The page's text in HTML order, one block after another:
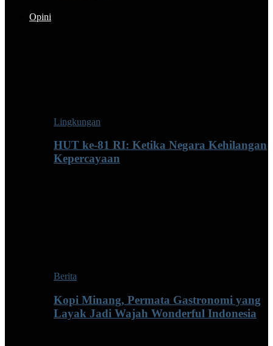
Opini
Lingkungan
HUT ke-81 RI: Ketika Negara Kehilangan
Kepercayaan
Berita
Kopi Minang, Permata Gastronomi yang
Layak Jadi Wajah Wonderful Indonesia